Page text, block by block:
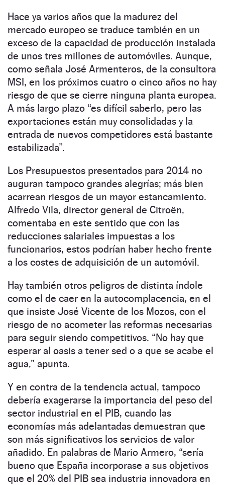
Hace ya varios años que la madurez del
mercado europeo se traduce también en un
exceso de la capacidad de producción instalada
de unos tres millones de automóviles. Aunque,
como señala José Armenteros, de la consultora
MSI, en los próximos cuatro o cinco años no hay
riesgo de que se cierre ninguna planta europea.
A más largo plazo “es difícil saberlo, pero las
exportaciones están muy consolidadas y la
entrada de nuevos competidores está bastante
estabilizada”.
Los Presupuestos presentados para 2014 no
auguran tampoco grandes alegrías; más bien
acarrean riesgos de un mayor estancamiento.
Alfredo Vila, director general de Citroën,
comentaba en este sentido que con las
reducciones salariales impuestas a los
funcionarios, estos podrían haber hecho frente
a los costes de adquisición de un automóvil.
Hay también otros peligros de distinta índole
como el de caer en la autocomplacencia, en el
que insiste José Vicente de los Mozos, con el
riesgo de no acometer las reformas necesarias
para seguir siendo competitivos. “No hay que
esperar al oasis a tener sed o a que se acabe el
agua,” apunta.
Y en contra de la tendencia actual, tampoco
debería exagerarse la importancia del peso del
sector industrial en el PIB, cuando las
economías más adelantadas demuestran que
son más significativos los servicios de valor
añadido. En palabras de Mario Armero, “sería
bueno que España incorporase a sus objetivos
que el 20% del PIB sea industria innovadora en